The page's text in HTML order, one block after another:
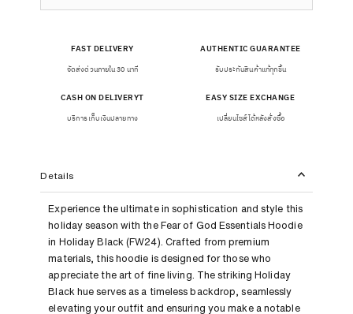
FAST DELIVERY
จัดส่งด่วนภายใน 30 นาที
AUTHENTIC GUARANTEE
รับประกันสินค้าแท้ทุกชิ้น
CASH ON DELIVERYT
บริการเก็บเงินปลายทาง
EASY SIZE EXCHANGE
เปลี่ยนไซส์ได้หลังสั่งซื้อ
Details
Experience the ultimate in sophistication and style this
holiday season with the Fear of God Essentials Hoodie
in Holiday Black (FW24). Crafted from premium
materials, this hoodie is designed for those who
appreciate the art of fine living. The striking Holiday
Black hue serves as a timeless backdrop, seamlessly
elevating your outfit and ensuring you make a notable